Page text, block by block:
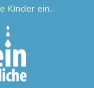
Kinder ein.